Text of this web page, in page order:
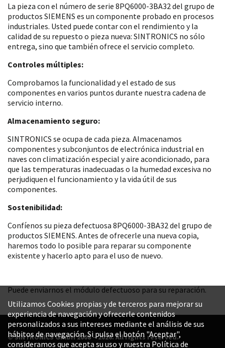
La pieza con el número de serie 8PQ6000-3BA32 del grupo de
productos SIEMENS es un componente probado en procesos
industriales. Usted puede contar con el rendimiento y la
calidad de su repuesto o pieza nueva: SINTRONICS no sólo
entrega, sino que también ofrece el servicio completo.
Controles múltiples:
Comprobamos la funcionalidad y el estado de sus
componentes en varios puntos durante nuestra cadena de
servicio interno.
Almacenamiento seguro:
SINTRONICS se ocupa de cada pieza. Almacenamos
componentes y subconjuntos de electrónica industrial en
naves con climatización especial y aire acondicionado, para
que las temperaturas inadecuadas o la humedad excesiva no
perjudiquen el funcionamiento y la vida útil de sus
componentes.
Sostenibilidad:
Confíenos su pieza defectuosa 8PQ6000-3BA32 del grupo de
productos SIEMENS. Antes de ofrecerle una nueva copia,
haremos todo lo posible para reparar su componente
existente y hacerlo apto para el uso de nuevo.
Puede enviarnos el módulo defectuoso para su reparación.
© SINTRONICS GmbH 2008 – 2026. All rights reserved.
Utilizamos Cookies propias y de terceros para mejorar su
experiencia de navegación y ofrecerle contenidos
personalizados a sus intereses mediante el análisis de sus
hábitos de navegación. Si pulsa el botón "Aceptar",
consideramos que acepta su uso y nuestra Política de